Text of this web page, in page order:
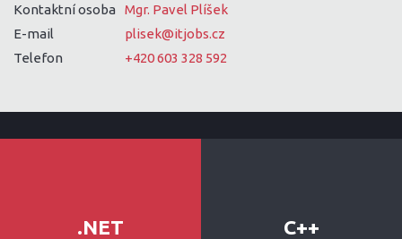
Kontaktní osoba Mgr. Pavel Plíšek
E-mail
plisek@itjobs.cz
Telefon
+420 603 328 592
.NET C++